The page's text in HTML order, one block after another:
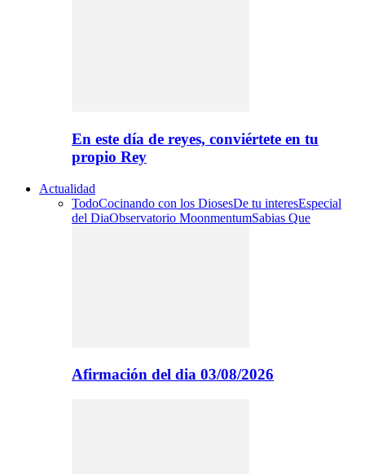
En este día de reyes, conviértete en tu
propio Rey
Actualidad
TodoCocinando con los DiosesDe tu interesEspecial
del DiaObservatorio MoonmentumSabias Que
Afirmación del dia 03/08/2026